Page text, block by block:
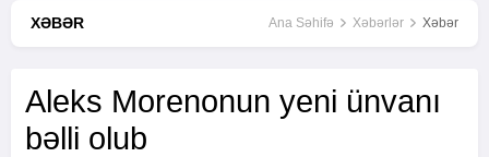
XƏBƏR Ana Səhifə Xəbərlər Xəbər
Aleks Morenonun yeni ünvanı
bəlli olub